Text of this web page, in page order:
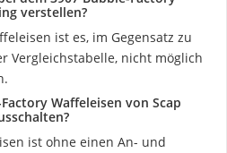
verstellen?
ist es, im Gegensatz zu
Vergleichstabelle, nicht möglich
Waffeleisen von Scap
ist ohne einen An- und